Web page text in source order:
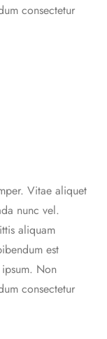
consectetur
Vitae aliquet
nunc vel.
aliquam
est
Non
consectetur